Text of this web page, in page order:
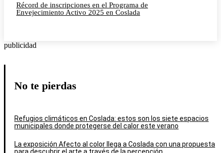
Récord de inscripciones en el Programa de
Envejecimiento Activo 2025 en Coslada
publicidad
No te pierdas
Refugios climáticos en Coslada: estos son los siete espacios
municipales donde protegerse del calor este verano
La exposición Afecto al color llega a Coslada con una propuesta